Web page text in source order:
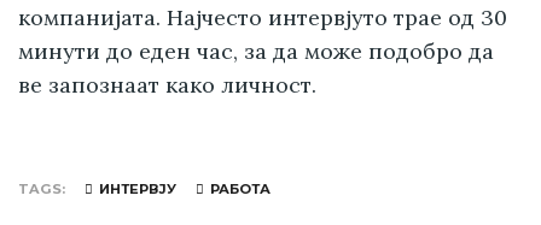
компанијата. Најчесто интервјуто трае од 30
минути до еден час, за да може подобро да
ве запознаат како личност.
TAGS ИНТЕРВЈУ РАБОТА